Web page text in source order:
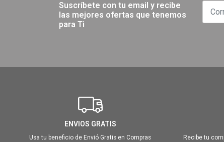
Suscríbete con tu email y recibe
las mejores ofertas que tenemos
para Ti
ENVIOS GRATIS
Usa tu beneficio de Envió Gratis en Compras
Recibe tu